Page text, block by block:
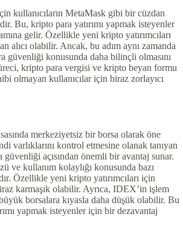
kullanıcıların MetaMask gibi bir cüzdan
Bu, kripto para yatırımı yapmak isteyenler
gelir. Özellikle yeni kripto yatırımcıları
alıcı olabilir. Ancak, bu adım aynı zamanda
güvenliği konusunda daha bilinçli olmasını
kripto para vergisi ve kripto beyan formu
olmayan kullanıcılar için biraz zorlayıcı
merkeziyetsiz bir borsa olarak öne
varlıklarını kontrol etmesine olanak tanıyan
açısından önemli bir avantaj sunar.
ve kullanım kolaylığı konusunda bazı
Özellikle yeni kripto yatırımcıları için
karmaşık olabilir. Ayrıca, IDEX’in işlem
borsalara kıyasla daha düşük olabilir. Bu
yapmak isteyenler için bir dezavantaj